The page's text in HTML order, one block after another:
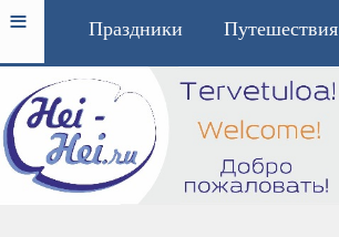
≡ Праздники Путешествия